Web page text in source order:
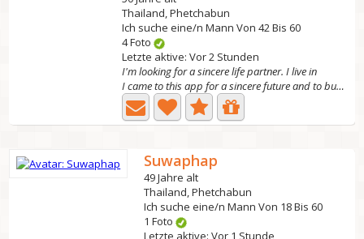
Thailand, Phetchabun
Ich suche eine/n Mann Von 42 Bis 60
4 Foto
Letzte aktive: Vor 2 Stunden
I'm looking for a sincere life partner. I live in
I came to this app for a sincere future and to build a...
Suwaphap
49 Jahre alt
Thailand, Phetchabun
Ich suche eine/n Mann Von 18 Bis 60
1 Foto
Letzte aktive: Vor 1 Stunde